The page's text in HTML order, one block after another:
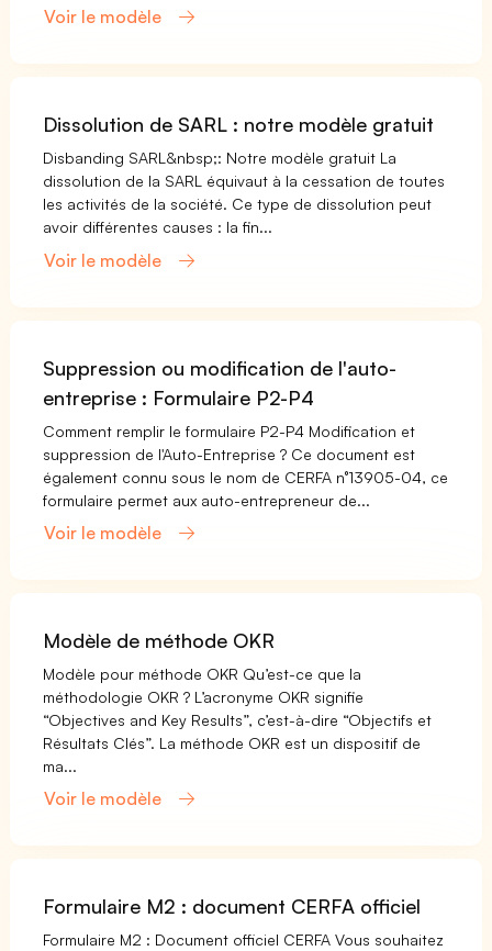
Voir le modèle
Dissolution de SARL : notre modèle gratuit
Disbanding SARL&nbsp;: Notre modèle gratuit La
dissolution de la SARL équivaut à la cessation de toutes
les activités de la société. Ce type de dissolution peut
avoir différentes causes : la fin...
Voir le modèle
Suppression ou modification de l'auto-
entreprise : Formulaire P2-P4
Comment remplir le formulaire P2-P4 Modification et
suppression de l'Auto-Entreprise ? Ce document est
également connu sous le nom de CERFA n°13905-04, ce
formulaire permet aux auto-entrepreneur de...
Voir le modèle
Modèle de méthode OKR
Modèle pour méthode OKR Qu’est-ce que la
méthodologie OKR ? L’acronyme OKR signifie
“Objectives and Key Results”, c’est-à-dire “Objectifs et
Résultats Clés”. La méthode OKR est un dispositif de
ma...
Voir le modèle
Formulaire M2 : document CERFA officiel
Formulaire M2 : Document officiel CERFA Vous souhaitez